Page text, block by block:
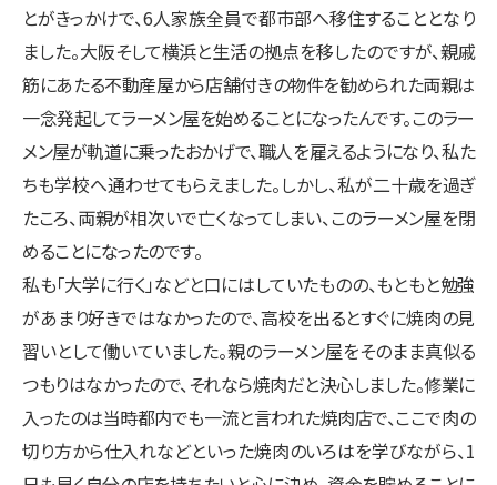
とがきっかけで、6人家族全員で都市部へ移住することとなり
ました。大阪そして横浜と生活の拠点を移したのですが、親戚
筋にあたる不動産屋から店舗付きの物件を勧められた両親は
一念発起してラーメン屋を始めることになったんです。このラー
メン屋が軌道に乗ったおかげで、職人を雇えるようになり、私た
ちも学校へ通わせてもらえました。しかし、私が二十歳を過ぎ
たころ、両親が相次いで亡くなってしまい、このラーメン屋を閉
めることになったのです。
私も「大学に行く」などと口にはしていたものの、もともと勉強
があまり好きではなかったので、高校を出るとすぐに焼肉の見
習いとして働いていました。親のラーメン屋をそのまま真似る
つもりはなかったので、それなら焼肉だと決心しました。修業に
入ったのは当時都内でも一流と言われた焼肉店で、ここで肉の
切り方から仕入れなどといった焼肉のいろはを学びながら、1